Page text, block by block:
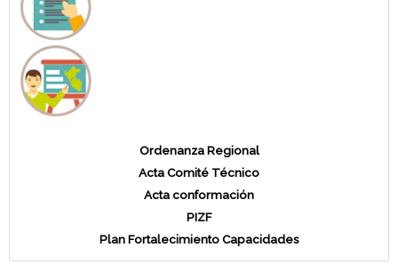
Ordenanza Regional
Acta Comité Técnico
Acta conformación
PIZF
Plan Fortalecimiento Capacidades